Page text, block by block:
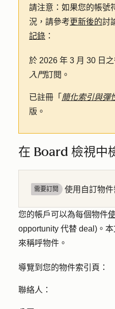
請注意 ：如果您的帳
況，請參考更新後的討
記錄 ：
於 2026 年 3 月 30 日
入門訂閱。
已註冊「 簡化索引與彈
版。
在 Board 檢視中
需要訂閱 使用自訂物
您的帳戶可以為每個物件
opportunity 代替 deal)。
來稱呼物件。
導覽到您的物件索引頁：
聯絡人 ：